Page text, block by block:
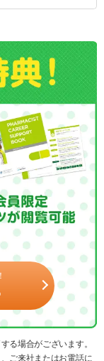
る場合がございます。
ご来社またはお電話に